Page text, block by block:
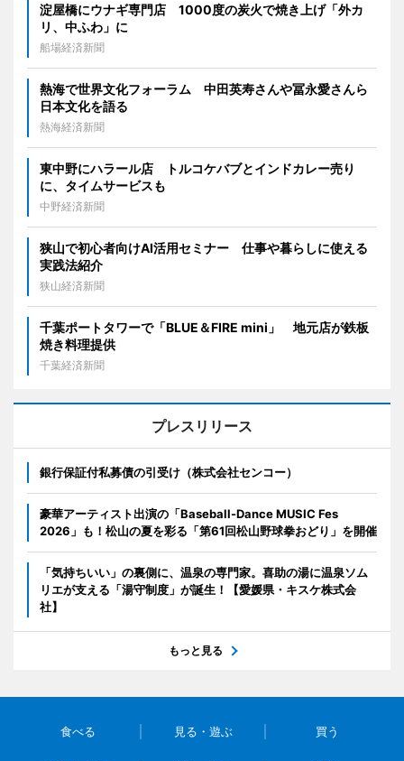
淀屋橋にウナギ専門店 1000度の炭火で焼き上げ「外カ
リ、中ふわ」に
船場経済新聞
熱海で世界文化フォーラム 中田英寿さんや冨永愛さんら
日本文化を語る
熱海経済新聞
東中野にハラール店 トルコケバブとインドカレー売り
に、タイムサービスも
中野経済新聞
狭山で初心者向けAI活用セミナー 仕事や暮らしに使える
実践法紹介
狭山経済新聞
千葉ポートタワーで「BLUE＆FIRE mini」 地元店が鉄板
焼き料理提供
千葉経済新聞
プレスリリース
銀行保証付私募債の引受け（株式会社センコー）
豪華アーティスト出演の「Baseball-Dance MUSIC Fes
2026」も！松山の夏を彩る「第61回松山野球拳おどり」を開催
「気持ちいい」の裏側に、温泉の専門家。喜助の湯に温泉ソム
リエが支える「湯守制度」が誕生！【愛媛県・キスケ株式会
社】
もっと見る
食べる 見る・遊ぶ 買う